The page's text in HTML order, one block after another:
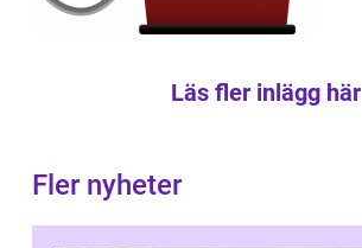
Läs fler inlägg här
Fler nyheter